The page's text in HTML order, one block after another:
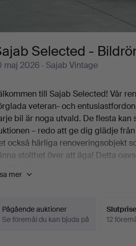
Selected -
maj 2026 · Sajab Vintage
till Sajab Selected! Vår
veteran- och
bil är noga utvald. De flesta
– redo att ge dig glädje
också härliga renoveringsobjekt
stolthet över att äga! Detta
Selected är auktionen för dig
mer
Pågående auktioner
Se föremål du kan bjuda på
12